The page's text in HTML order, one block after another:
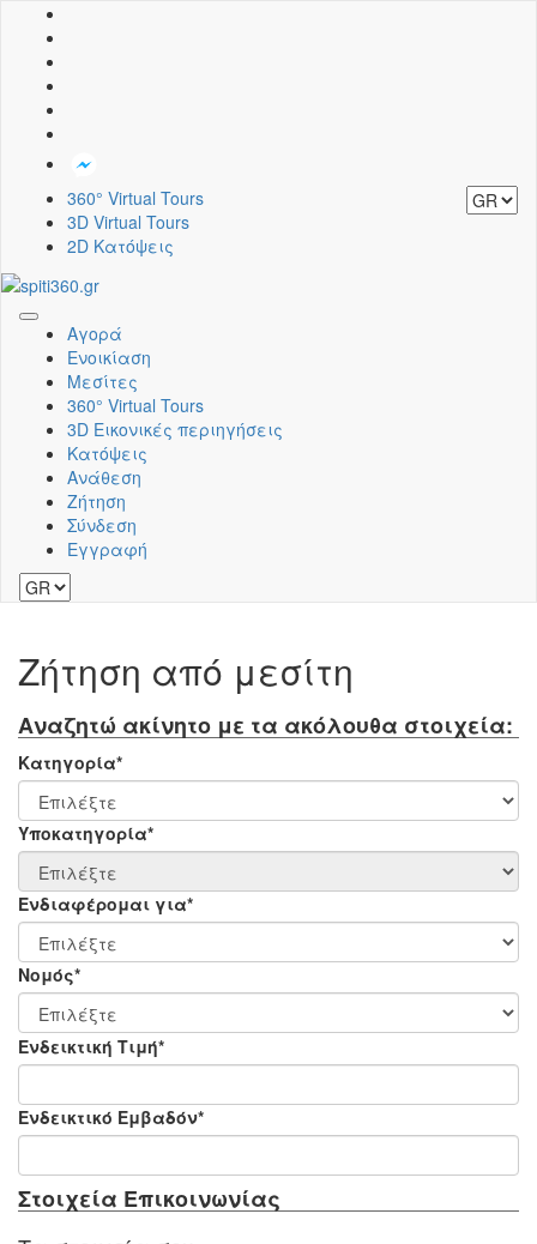
360° Virtual Tours
3D Virtual Tours
2D Κατόψεις
Toggle
navigation
Αγορά
Ενοικίαση
Μεσίτες
360° Virtual Tours
3D Εικονικές περιηγήσεις
Κατόψεις
Ανάθεση
Ζήτηση
Σύνδεση
Εγγραφή
Ζήτηση από μεσίτη
Αναζητώ ακίνητο με τα ακόλουθα στοιχεία:
Κατηγορία*
Υποκατηγορία*
Ενδιαφέρομαι για*
Νομός*
Ενδεικτική Τιμή*
Ενδεικτικό Εμβαδόν*
Στοιχεία Επικοινωνίας